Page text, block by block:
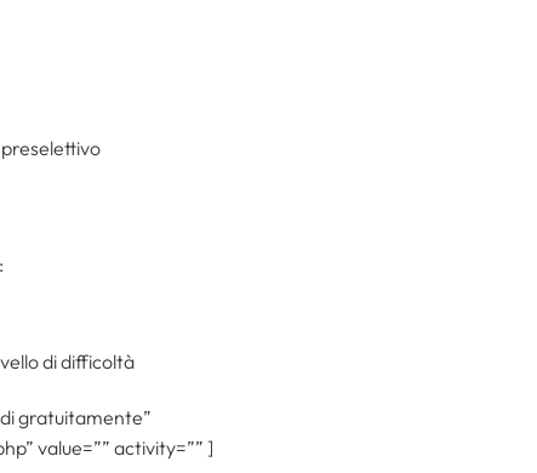
di difficoltà
gratuitamente”
value=”” activity=”” ]